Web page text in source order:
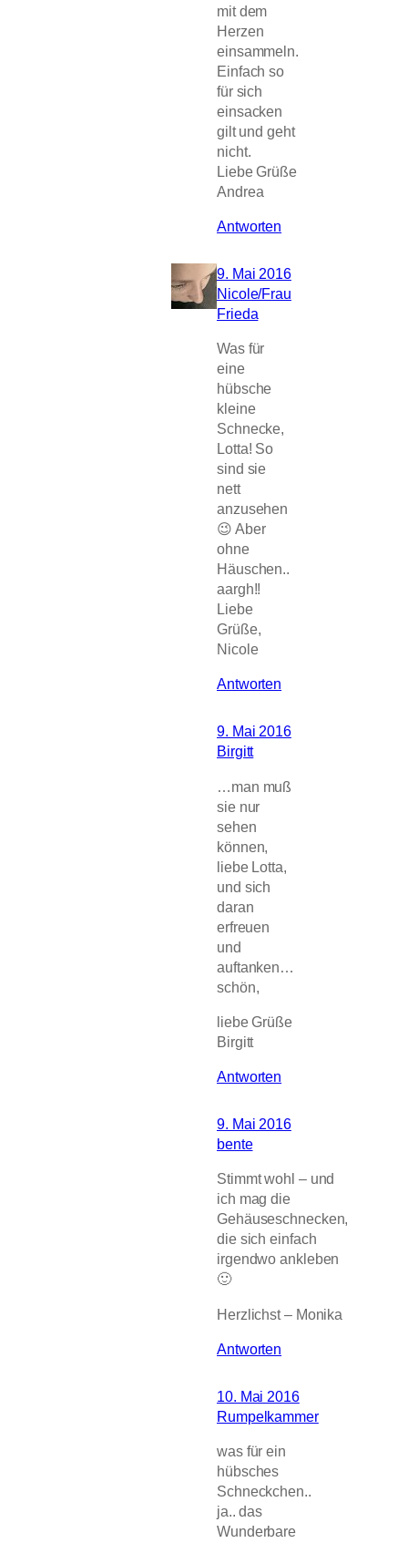
mit dem
Herzen
einsammeln.
Einfach so
für sich
einsacken
gilt und geht
nicht.
Liebe Grüße
Andrea
Antworten
9. Mai 2016
Nicole/Frau
Frieda
Was für
eine
hübsche
kleine
Schnecke,
Lotta! So
sind sie
nett
anzusehen
😉 Aber
ohne
Häuschen..
aargh!!
Liebe
Grüße,
Nicole
Antworten
9. Mai 2016
Birgitt
…man muß
sie nur
sehen
können,
liebe Lotta,
und sich
daran
erfreuen
und
auftanken…
schön,
liebe Grüße
Birgitt
Antworten
9. Mai 2016
bente
Stimmt wohl – und
ich mag die
Gehäuseschnecken,
die sich einfach
irgendwo ankleben
🙂
Herzlichst – Monika
Antworten
10. Mai 2016
Rumpelkammer
was für ein
hübsches
Schneckchen..
ja.. das
Wunderbare